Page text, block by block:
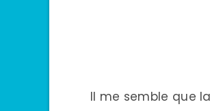
Il me semble que